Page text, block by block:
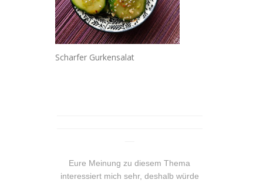
Scharfer Gurkensalat
Eure Meinung zu diesem Thema
interessiert mich sehr, deshalb würde